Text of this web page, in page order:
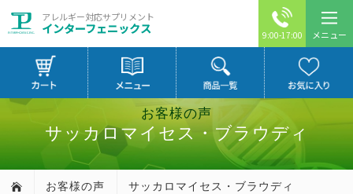
アレルギー対応サプリメント
インターフェニックス 9:00-17:00 メニュー
お客様の声
サッカロマイセス・ブラウディ
お客様の声 サッカロマイセス・ブラウディ